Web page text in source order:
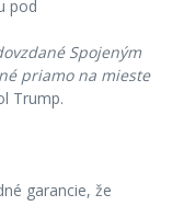
pod
Spojeným
priamo na mieste
Trump.
garancie, že